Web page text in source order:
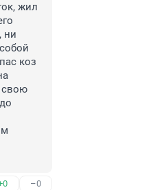
жил
ни
коз
свою
–0